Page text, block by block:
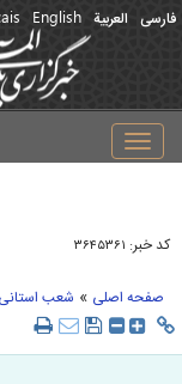
فارسی العربیة English
Toggle
navigation
کد خبر: ۳۶۴۵۳۶۱
صفحه اصلی » شعب استانی